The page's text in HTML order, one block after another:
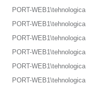
PORT-WEB1\tehnologica
PORT-WEB1\tehnologica
PORT-WEB1\tehnologica
PORT-WEB1\tehnologica
PORT-WEB1\tehnologica
PORT-WEB1\tehnologica